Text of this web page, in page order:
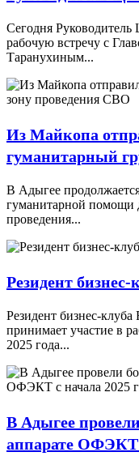
Сегодня
рабочую встречу с
Таранухиным...
Из Майкопа
гуманитарный
В Адыгее
гуманитарной помощи
проведения...
Резидент
Резидент бизнес-
принимает участие в
2025 года...
В Адыгее
аппарате ОФЭКТ